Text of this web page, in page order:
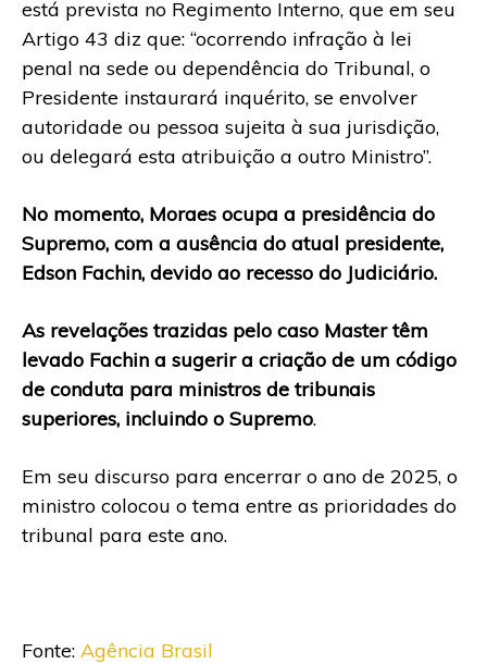
está prevista no Regimento Interno, que em seu
Artigo 43 diz que: “ocorrendo infração à lei
penal na sede ou dependência do Tribunal, o
Presidente instaurará inquérito, se envolver
autoridade ou pessoa sujeita à sua jurisdição,
ou delegará esta atribuição a outro Ministro”.
No momento, Moraes ocupa a presidência do
Supremo, com a ausência do atual presidente,
Edson Fachin, devido ao recesso do Judiciário.
As revelações trazidas pelo caso Master têm
levado Fachin a sugerir a criação de um código
de conduta para ministros de tribunais
superiores, incluindo o Supremo.
Em seu discurso para encerrar o ano de 2025, o
ministro colocou o tema entre as prioridades do
tribunal para este ano.
Fonte: Agência Brasil